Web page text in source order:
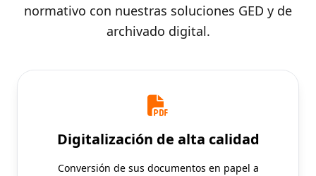
normativo con nuestras soluciones GED y de
archivado digital.
Digitalización de alta calidad
Conversión de sus documentos en papel a